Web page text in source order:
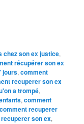
chez son ex justice,
récupérer son ex
jours,comment
recuperer son ex
a trompé,
,comment
comment recuperer
son ex,